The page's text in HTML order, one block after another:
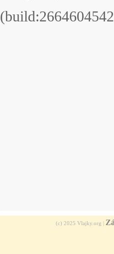
(c) 2025 Vlajky.org |